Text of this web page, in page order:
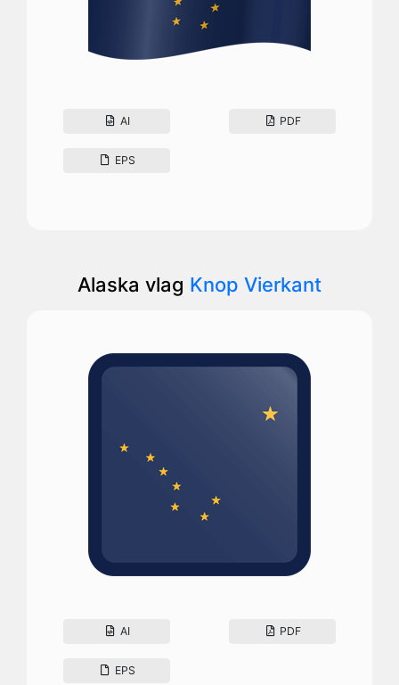
AI PDF
EPS
Alaska vlag Knop Vierkant
AI PDF
EPS